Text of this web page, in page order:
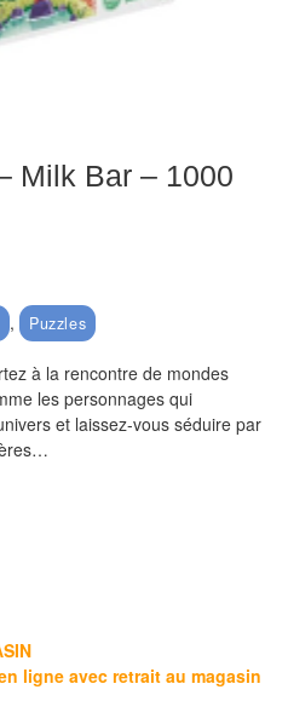
Milk Bar – 1000
, Puzzles
à la rencontre de mondes
les personnages qui
et laissez-vous séduire par
ligne avec retrait au magasin